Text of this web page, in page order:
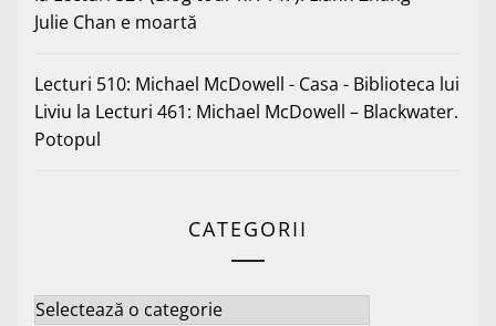
Julie Chan e moartă
Lecturi 510: Michael McDowell - Casa - Biblioteca lui
Liviu la Lecturi 461: Michael McDowell – Blackwater.
Potopul
CATEGORII
Categorii